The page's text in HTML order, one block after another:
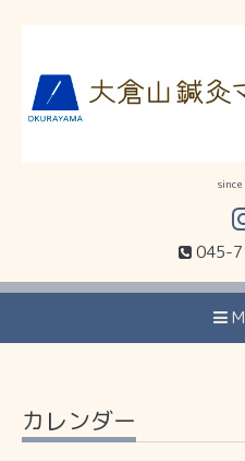
045-
カレンダー